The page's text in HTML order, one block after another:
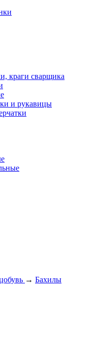
краги сварщика
и рукавицы
→ Бахилы